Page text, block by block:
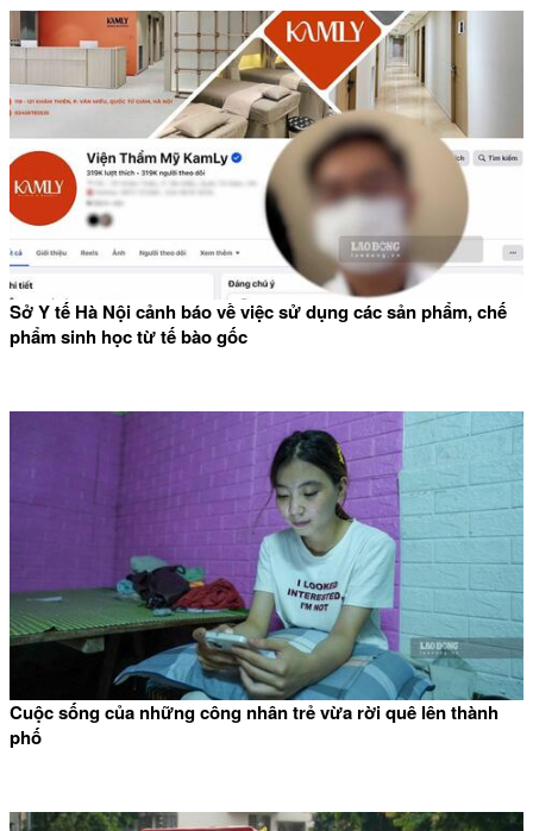
Sở Y tế Hà Nội cảnh báo về việc sử dụng các sản phẩm, chế
phẩm sinh học từ tế bào gốc
Cuộc sống của những công nhân trẻ vừa rời quê lên thành
phố